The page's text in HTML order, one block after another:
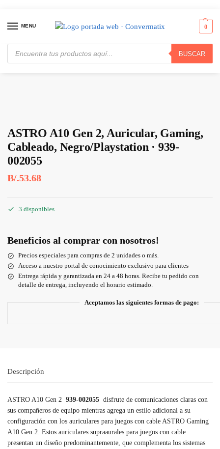
MENU
BUSCAR
0
Inicio / Periféricos Auriculares y Manos Libres ASTRO A10 Gen 2, Auricular, Gaming, Cableado, Negro/Playstation · 939-002055
ASTRO A10 Gen 2, Auricular, Gaming,
Cableado, Negro/Playstation · 939-
002055
B/.53.68
3 disponibles
Beneficios al comprar con nosotros!
Precios especiales para compras de 2 unidades o más.
Acceso a nuestro portal de conocimiento exclusivo para clientes
Entrega rápida y garantizada en 24 a 48 horas. Recibe tu pedido con
detalle de entrega, incluyendo el horario estimado.
Aceptamos las siguientes formas de pago:
Descripción
ASTRO A10 Gen 2 939-002055 disfrute de comunicaciones claras con
sus compañeros de equipo mientras agrega un estilo adicional a su
configuración con los auriculares para juegos con cable ASTRO Gaming
A10 Gen 2. Estos auriculares supraaurales para juegos con cable
presentan un diseño predominantemente, que complementa los sistemas